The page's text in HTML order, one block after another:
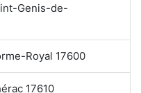
Genis-de-
Royal 17600
17610